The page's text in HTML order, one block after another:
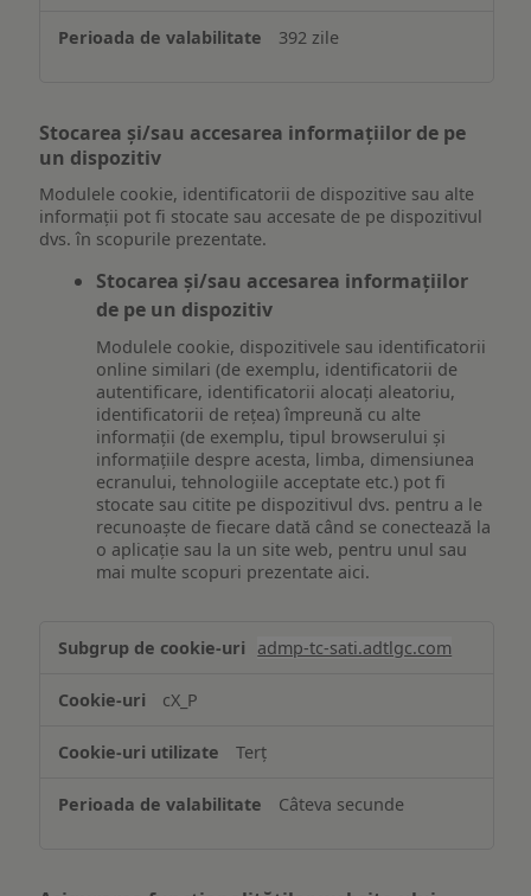
392 zile
Stocarea și/sau accesarea informațiilor de pe
un dispozitiv
Modulele cookie, identificatorii de dispozitive sau alte
informații pot fi stocate sau accesate de pe dispozitivul
dvs. în scopurile prezentate.
Stocarea și/sau accesarea informațiilor
de pe un dispozitiv
Modulele cookie, dispozitivele sau identificatorii
online similari (de exemplu, identificatorii de
autentificare, identificatorii alocați aleatoriu,
identificatorii de rețea) împreună cu alte
informații (de exemplu, tipul browserului și
informațiile despre acesta, limba, dimensiunea
ecranului, tehnologiile acceptate etc.) pot fi
stocate sau citite pe dispozitivul dvs. pentru a le
recunoaște de fiecare dată când se conectează la
o aplicație sau la un site web, pentru unul sau
mai multe scopuri prezentate aici.
și/sau
informațiilor
pe
dispozitiv
admp-tc-sati.adtlgc.com
cX_P
Terț
Câteva secunde